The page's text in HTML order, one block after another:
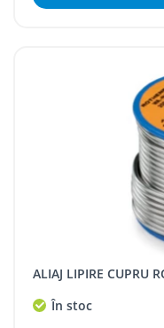
ALIAJ LIPIRE CUPRU
În stoc